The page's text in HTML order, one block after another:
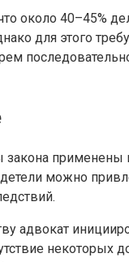
около
для этого
можно
адвокат